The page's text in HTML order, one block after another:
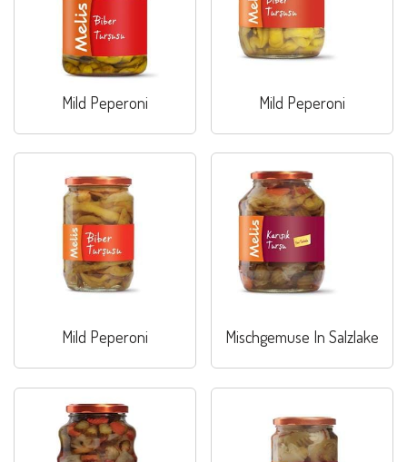
Mild Peperoni Mild Peperoni
Mild Peperoni Mischgemuse In Salzlake